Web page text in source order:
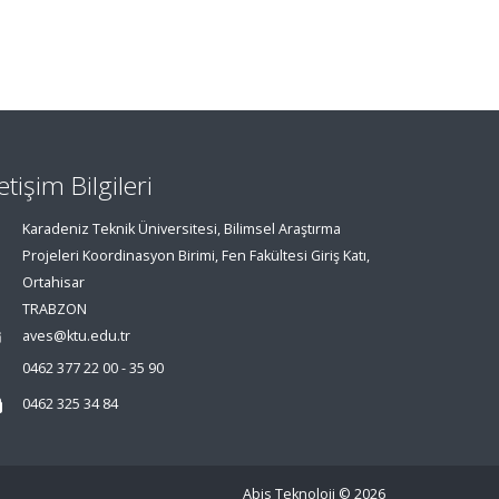
Bilgileri
Karadeniz Teknik Üniversitesi, Bilimsel Araştırma
Projeleri Koordinasyon Birimi, Fen Fakültesi Giriş Katı,
Ortahisar
TRABZON
aves@ktu.edu.tr
0462 377 22 00 - 35 90
0462 325 34 84
Abis Teknoloji © 2026